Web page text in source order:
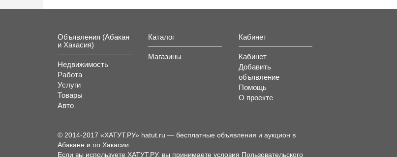
Объявления (Абакан
и Хакасия)
Недвижимость
Работа
Услуги
Товары
Авто
Каталог
Магазины
Кабинет
Кабинет
Добавить
объявление
Помощь
О проекте
© 2014-2017 «ХАТУТ.РУ» hatut.ru — бесплатные объявления и аукцион в
Абакане и по Хакасии.
Если вы используете ХАТУТ.РУ, вы принимаете условия Пользовательского